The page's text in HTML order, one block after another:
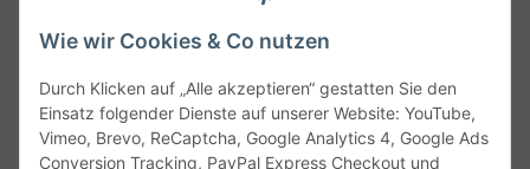
Wie wir Cookies & Co nutzen
Durch Klicken auf „Alle akzeptieren“ gestatten Sie den
Einsatz folgender Dienste auf unserer Website: YouTube,
Vimeo, Brevo, ReCaptcha, Google Analytics 4, Google Ads
Conversion Tracking, PayPal Express Checkout und
Service